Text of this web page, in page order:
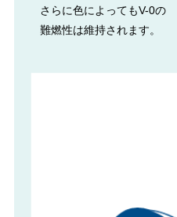
さらに色によってもV-0の
難燃性は維持されます。